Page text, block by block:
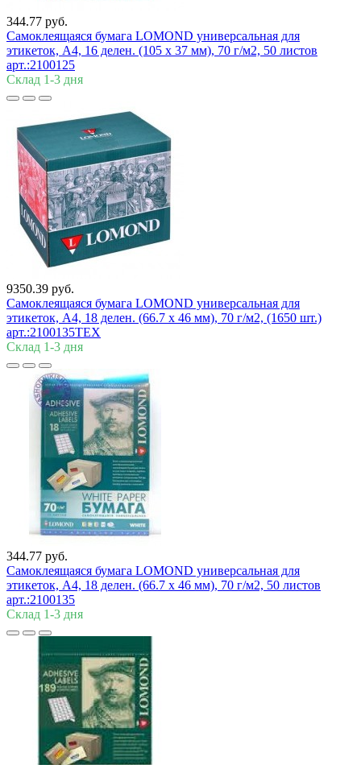
344.77 руб.
Самоклеящаяся бумага LOMOND универсальная для
этикеток, A4, 16 делен. (105 x 37 мм), 70 г/м2, 50 листов
арт.:2100125
Склад 1-3 дня
9350.39 руб.
Самоклеящаяся бумага LOMOND универсальная для
этикеток, A4, 18 делен. (66.7 x 46 мм), 70 г/м2, (1650 шт.)
арт.:2100135ТЕХ
Склад 1-3 дня
344.77 руб.
Самоклеящаяся бумага LOMOND универсальная для
этикеток, A4, 18 делен. (66.7 x 46 мм), 70 г/м2, 50 листов
арт.:2100135
Склад 1-3 дня